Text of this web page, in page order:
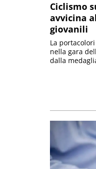
Ciclismo
avvicina
giovanili
La
nella gara
dalla